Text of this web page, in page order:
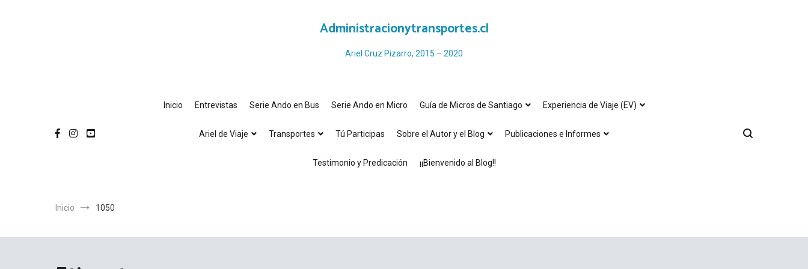
Administracionytransportes.cl
Ariel Cruz Pizarro, 2015 – 2020
Inicio Entrevistas Serie Ando en Bus Serie Ando en Micro Guía de Micros de Santiago Experiencia de Viaje (EV)
Ariel de Viaje Transportes Tú Participas Sobre el Autor y el Blog Publicaciones e Informes
Testimonio y Predicación ¡¡Bienvenido al Blog!!
Inicio 1050